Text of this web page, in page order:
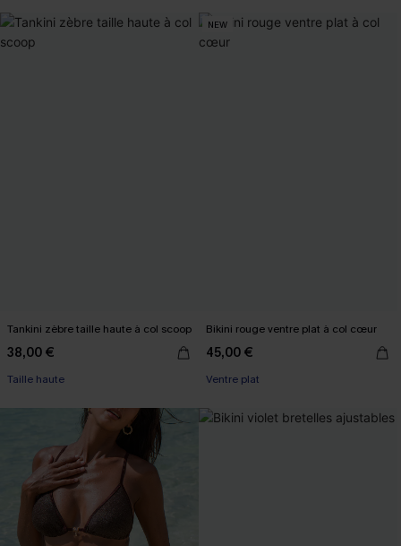
Tankini zèbre taille haute à col scoop
38,00 €
Taille haute
NEW
Bikini rouge ventre plat à col cœur
45,00 €
Ventre plat